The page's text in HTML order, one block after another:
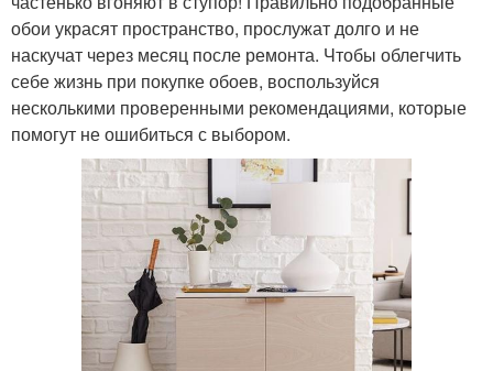
обои украсят пространство, прослужат долго и не
наскучат через месяц после ремонта. Чтобы облегчить
себе жизнь при покупке обоев, воспользуйся
несколькими проверенными рекомендациями, которые
помогут не ошибиться с выбором.